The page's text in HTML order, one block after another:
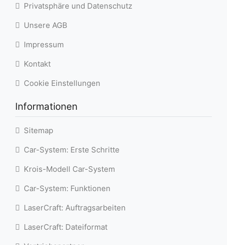
Privatsphäre und Datenschutz
Unsere AGB
Impressum
Kontakt
Cookie Einstellungen
Informationen
Sitemap
Car-System: Erste Schritte
Krois-Modell Car-System
Car-System: Funktionen
LaserCraft: Auftragsarbeiten
LaserCraft: Dateiformat